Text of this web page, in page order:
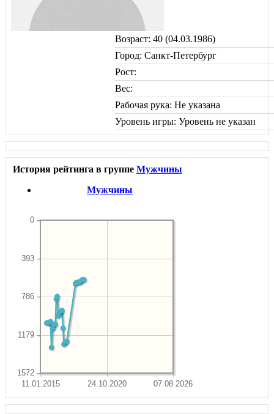
Возраст: 40 (04.03.1986)
Город: Санкт-Петербург
Рост:
Вес:
Рабочая рука: Не указана
Уровень игры: Уровень не указан
История рейтинга в группе Мужчины
Мужчины
11.01.2015 24.10.2020 07.08.2026
1572
1179
786
393
0